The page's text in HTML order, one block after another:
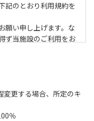
記のとおり利用規約を
願い申し上げます。な
ず当施設のご利用をお
のエリアが禁煙で
ご持参のうえ喫煙く
変更する場合、所定のキ
％